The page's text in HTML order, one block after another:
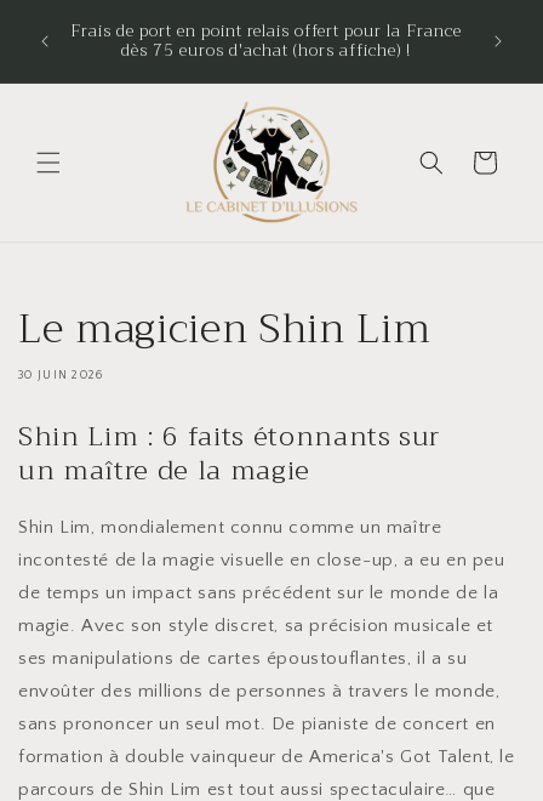
passer
au
Frais de port en point relais offert pour la France
dès 75 euros d'achat (hors affiche) !
Panier
Le magicien Shin Lim
30 JUIN 2026
Shin Lim : 6 faits étonnants sur
un maître de la magie
Shin Lim, mondialement connu comme un maître
incontesté de la magie visuelle en close-up, a eu en peu
de temps un impact sans précédent sur le monde de la
magie. Avec son style discret, sa précision musicale et
ses manipulations de cartes époustouflantes, il a su
envoûter des millions de personnes à travers le monde,
sans prononcer un seul mot. De pianiste de concert en
formation à double vainqueur de America's Got Talent, le
parcours de Shin Lim est tout aussi spectaculaire… que